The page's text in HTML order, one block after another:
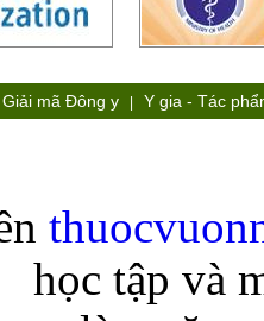
Giải mã Đông y Y gia - Tác
học tập và